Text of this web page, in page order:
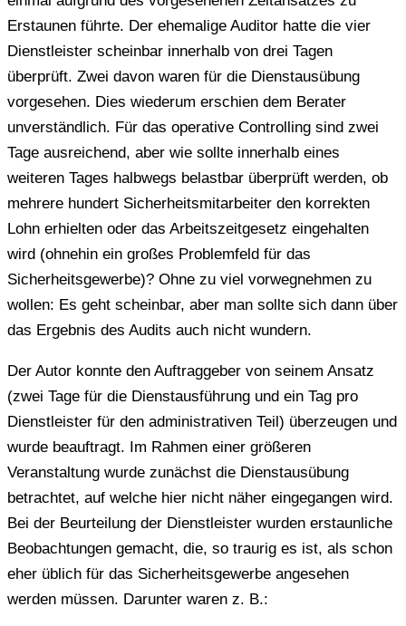
Erstaunen führte. Der ehemalige Auditor hatte die vier
Dienstleister scheinbar innerhalb von drei Tagen
überprüft. Zwei davon waren für die Dienstausübung
vorgesehen. Dies wiederum erschien dem Berater
unverständlich. Für das operative Controlling sind zwei
Tage ausreichend, aber wie sollte innerhalb eines
weiteren Tages halbwegs belastbar überprüft werden, ob
mehrere hundert Sicherheitsmitarbeiter den korrekten
Lohn erhielten oder das Arbeitszeitgesetz eingehalten
wird (ohnehin ein großes Problemfeld für das
Sicherheitsgewerbe)? Ohne zu viel vorwegnehmen zu
wollen: Es geht scheinbar, aber man sollte sich dann über
das Ergebnis des Audits auch nicht wundern.
Der Autor konnte den Auftraggeber von seinem Ansatz
(zwei Tage für die Dienstausführung und ein Tag pro
Dienstleister für den administrativen Teil) überzeugen und
wurde beauftragt. Im Rahmen einer größeren
Veranstaltung wurde zunächst die Dienstausübung
betrachtet, auf welche hier nicht näher eingegangen wird.
Bei der Beurteilung der Dienstleister wurden erstaunliche
Beobachtungen gemacht, die, so traurig es ist, als schon
eher üblich für das Sicherheitsgewerbe angesehen
werden müssen. Darunter waren z. B.: